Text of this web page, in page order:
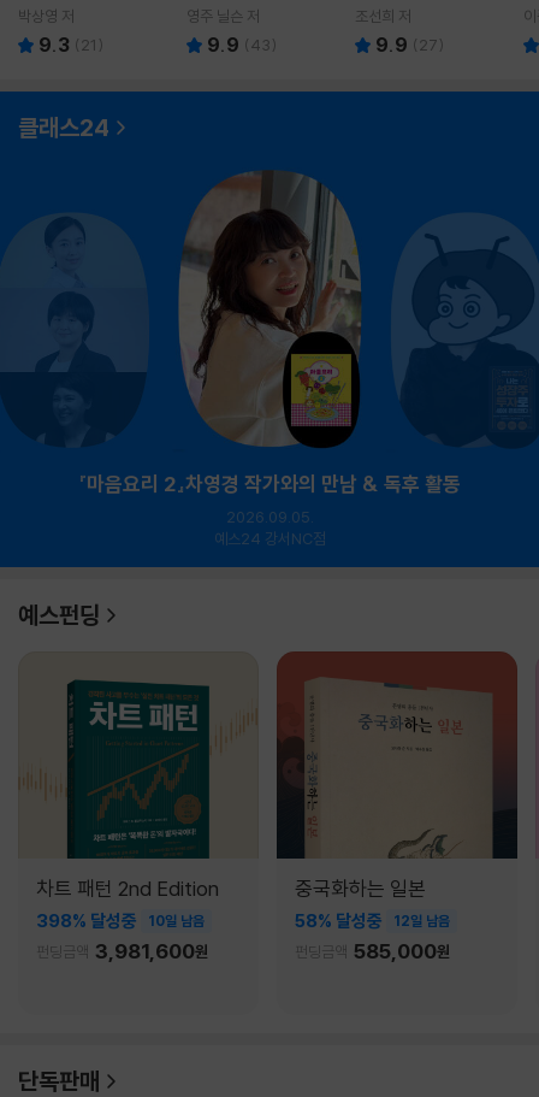
박상영 저
9.3 ( 21 )
영주 닐슨 저
9.9 (43)
조선희 저
9.9 ( 27)
클래스24
『마음요리 2』차영경 작가와의 만남 & 독후 활동
2026.09.05.
예스24 강서NC점
예스펀딩
차트 패턴 2nd Edition
398% 달성중 10일 남음
펀딩금액 3,981,600원
중국화하는 일본
58% 달성중 12일 남음
펀딩금액 585,000원
단독판매